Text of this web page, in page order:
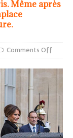
Même après
Comments Off